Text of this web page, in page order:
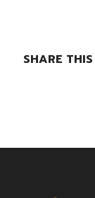
SHARE